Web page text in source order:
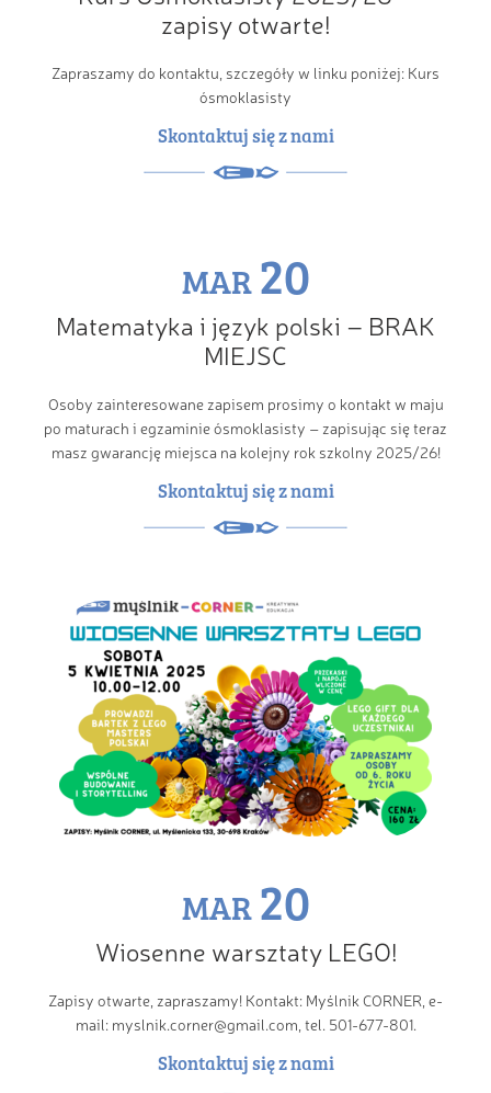
zapisy otwarte!
Zapraszamy do kontaktu, szczegóły w linku poniżej: Kurs
ósmoklasisty
Skontaktuj się z nami
MAR 20
Matematyka i język polski – BRAK
MIEJSC
Osoby zainteresowane zapisem prosimy o kontakt w maju
po maturach i egzaminie ósmoklasisty – zapisując się teraz
masz gwarancję miejsca na kolejny rok szkolny 2025/26!
Skontaktuj się z nami
MAR 20
Wiosenne warsztaty LEGO!
Zapisy otwarte, zapraszamy! Kontakt: Myślnik CORNER, e-
mail: myslnik.corner@gmail.com, tel. 501-677-801.
Skontaktuj się z nami